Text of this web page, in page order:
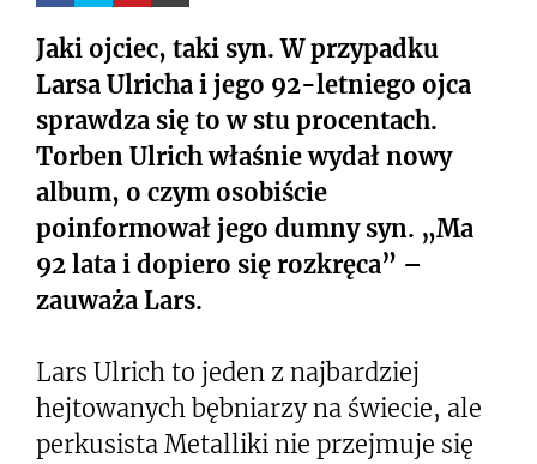
Jaki ojciec, taki syn. W przypadku
Larsa Ulricha i jego 92-letniego ojca
sprawdza się to w stu procentach.
Torben Ulrich właśnie wydał nowy
album, o czym osobiście
poinformował jego dumny syn. „Ma
92 lata i dopiero się rozkręca” –
zauważa Lars.
Lars Ulrich to jeden z najbardziej
hejtowanych bębniarzy na świecie, ale
perkusista Metalliki nie przejmuje się